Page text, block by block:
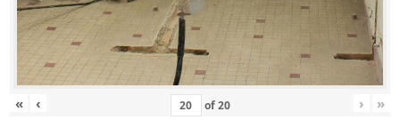
« ‹ of20 › »